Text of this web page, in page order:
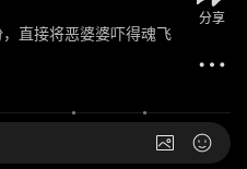
直接将恶婆婆吓得魂飞
分享